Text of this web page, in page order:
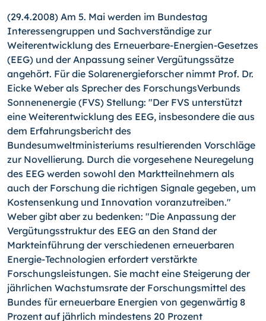
(29.4.2008) Am 5. Mai werden im Bundestag
Interessengruppen und Sachverständige zur
Weiterentwicklung des Erneuerbare-Energien-Gesetzes
(EEG) und der Anpassung seiner Vergütungssätze
angehört. Für die Solarenergieforscher nimmt Prof. Dr.
Eicke Weber als Sprecher des ForschungsVerbunds
Sonnenenergie (FVS) Stellung: "Der FVS unterstützt
eine Weiterentwicklung des EEG, insbesondere die aus
dem Erfahrungsbericht des
Bundesumweltministeriums resultierenden Vorschläge
zur Novellierung. Durch die vorgesehene Neuregelung
des EEG werden sowohl den Marktteilnehmern als
auch der Forschung die richtigen Signale gegeben, um
Kostensenkung und Innovation voranzutreiben."
Weber gibt aber zu bedenken: "Die Anpassung der
Vergütungsstruktur des EEG an den Stand der
Markteinführung der verschiedenen erneuerbaren
Energie-Technologien erfordert verstärkte
Forschungsleistungen. Sie macht eine Steigerung der
jährlichen Wachstumsrate der Forschungsmittel des
Bundes für erneuerbare Energien von gegenwärtig 8
Prozent auf jährlich mindestens 20 Prozent